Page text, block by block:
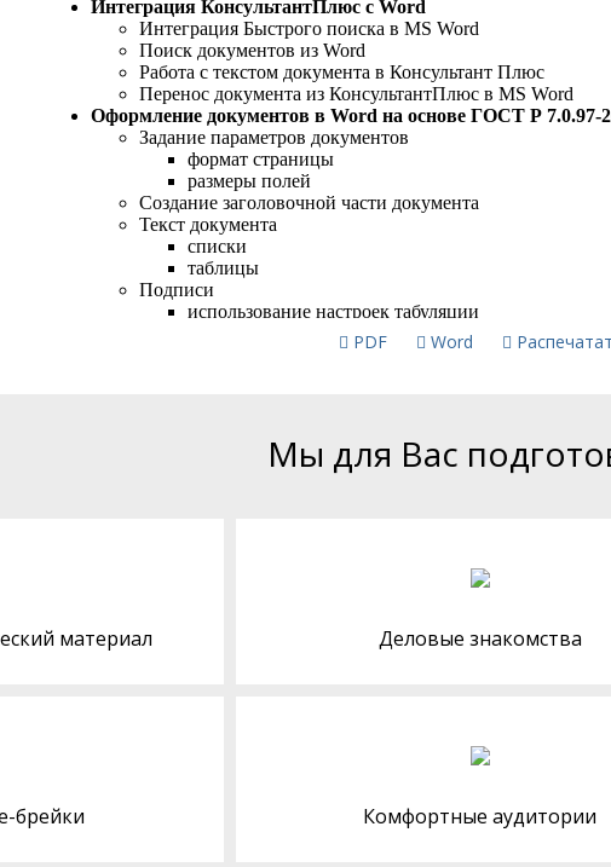
PDF Word
Мы для Вас
материал Деловые знакомства
брейки Комфортные аудитории